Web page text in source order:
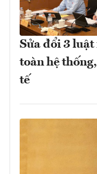
Sửa đổi 3 luật
toàn hệ
tế